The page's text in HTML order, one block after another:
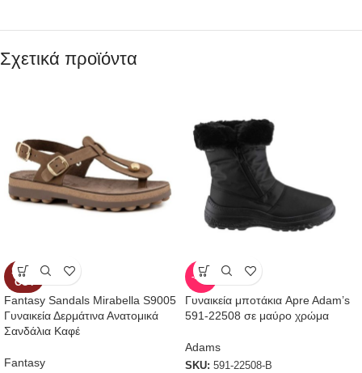
Σχετικά προϊόντα
SOLD
OUT
Fantasy Sandals Mirabella S9005
Γυναικεία Δερμάτινα Ανατομικά
Σανδάλια Καφέ
Fantasy
-50%
Γυναικεία μποτάκια Apre Adam’s
591-22508 σε μαύρο χρώμα
Adams
SKU: 591-22508-B